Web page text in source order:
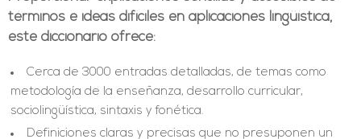
términos e ideas difíciles en aplicaciones lingüística,
este diccionario ofrece:
Cerca de 3000 entradas detalladas, de temas como
metodología de la enseñanza, desarrollo curricular,
sociolingüística, sintaxis y fonética.
Definiciones claras y precisas que no presuponen un